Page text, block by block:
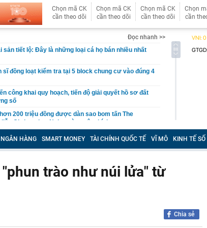
Chọn mã CK
cần theo dõi
Chọn mã CK
cần theo dõi
Chọn mã CK
cần theo dõi
Chọn
cần
Đọc nhanh >>
sản tiết lộ: Đây là những loại cá họ bán nhiều nhất
sĩ đồng loạt kiểm tra tại 5 block chung cư vào đúng 4
công khai quy hoạch, tiến độ giải quyết hồ sơ đất
số
200 triệu đồng được dàn sao bom tấn The
Christopher Nolan cùng yêu thích
mô hình nhà miền Tây, thu gần nửa tỉ mỗi năm
bằng sông Cửu Long chính thức được công nhận
được tạp chí Mỹ đánh giá đẹp hơn cả Maldives và
“ông lớn” Sun Group, Vingroup, BIM Group... chọn
NGÂN HÀNG SMART MONEY TÀI CHÍNH QUỐC TẾ VĨ MÔ KINH TẾ SỐ
trào như núi lửa" từ
Chia sẻ